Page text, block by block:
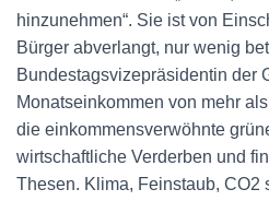
hinzunehmen“. Sie ist von
Bürger abverlangt, nur wenig
Bundestagsvizepräsidentin der
Monatseinkommen von mehr
die einkommensverwöhnte
wirtschaftliche Verderben und
Thesen. Klima, Feinstaub, CO2